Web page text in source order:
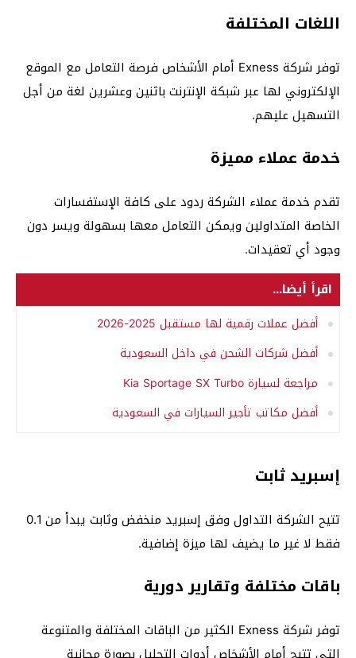
اللغات المختلفة
توفر شركة Exness أمام الأشخاص فرصة التعامل مع الموقع
الإلكتروني لها عبر شبكة الإنترنت باثنين وعشرين لغة من أجل
التسهيل عليهم.
خدمة عملاء مميزة
تقدم خدمة عملاء الشركة ردود على كافة الإستفسارات
الخاصة المتداولين ويمكن التعامل معها بسهولة ويسر دون
وجود أي تعقيدات.
اقرأ أيضا...
أفضل عملات رقمية لها مستقبل 2025-2026
أفضل شركات الشحن في داخل السعودية
مراجعة لسيارة Kia Sportage SX Turbo
أفضل مكاتب تأجير السيارات في السعودية
إسبريد ثابت
تتيح الشركة التداول وفق إسبريد منخفض وثابت يبدأ من 0.1
فقط لا غير ما يضيف لها ميزة إضافية.
باقات مختلفة وتقارير دورية
توفر شركة Exness الكثير من الباقات المختلفة والمتنوعة